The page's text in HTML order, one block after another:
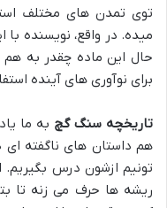
توی تمدن های مختلف
میده. در واقع، نویسنده
حال این ماده چقدر به
برای نوآوری های آینده
تاریخچه سنگ گچ به ما
هم داستان های ناگفته ای
تونیم ازشون درس
ریشه ها حرف می زنه تا